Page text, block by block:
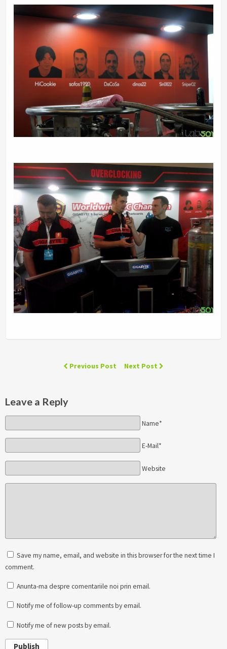
Previous Post Next Post
Leave a Reply
Name*
E-Mail*
Website
Save my name, email, and website in this browser for the next time I
comment.
Anunta-ma despre comentariile noi prin email.
Notify me of follow-up comments by email.
Notify me of new posts by email.
Publish